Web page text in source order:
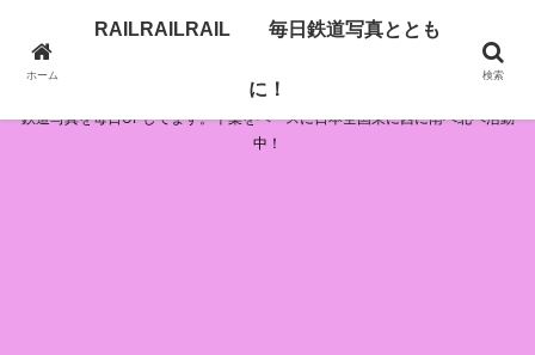
RAILRAILRAIL 毎日鉄道写真とともに！
鉄道写真を毎日UPしてます。千葉をベースに日本全国東に西に南へ北へ活動
中！
ホーム
RAILRAILRAIL 毎日鉄道写真ととも
に！
検索